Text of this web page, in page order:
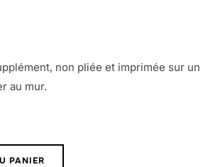
non pliée et imprimée sur un
au mur.
PANIER